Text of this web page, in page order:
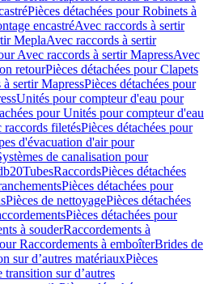
Pièces détachées pour Robinets à
encastréAvec raccords à sertir
MeplaAvec raccords à sertir
Avec raccords à sertir MapressAvec
retourPièces détachées pour Clapets
sertir MapressPièces détachées pour
Unités pour compteur d'eau pour
pour Unités pour compteur d'eau
raccords filetésPièces détachées pour
d'évacuation d'air pour
de canalisation pour
TubesRaccordsPièces détachées
Pièces détachées pour
Pièces de nettoyagePièces détachées
Pièces détachées pour
à souderRaccordements à
Raccordements à emboîterBrides de
sur d’autres matériauxPièces
transition sur d’autres